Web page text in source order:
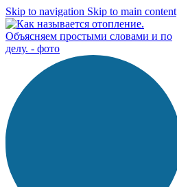
Skip to navigation Skip to main content